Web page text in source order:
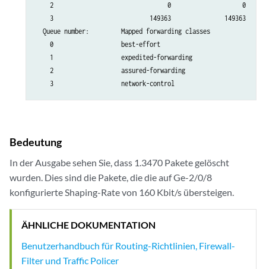
2                                0                    0
3                           149363               149363
  Queue number:         Mapped forwarding classes
    0                   best-effort
    1                   expedited-forwarding
    2                   assured-forwarding
    3                   network-control
Bedeutung
In der Ausgabe sehen Sie, dass 1.3470 Pakete gelöscht
wurden. Dies sind die Pakete, die die auf Ge-2/0/8
konfigurierte Shaping-Rate von 160 Kbit/s übersteigen.
ÄHNLICHE DOKUMENTATION
Benutzerhandbuch für Routing-Richtlinien, Firewall-
Filter und Traffic Policer